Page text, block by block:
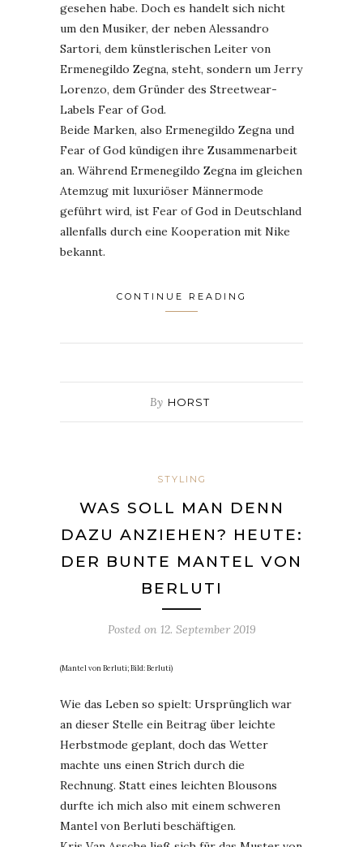
gesehen habe. Doch es handelt sich nicht
um den Musiker, der neben Alessandro
Sartori, dem künstlerischen Leiter von
Ermenegildo Zegna, steht, sondern um Jerry
Lorenzo, dem Gründer des Streetwear-
Labels Fear of God.
Beide Marken, also Ermenegildo Zegna und
Fear of God kündigen ihre Zusammenarbeit
an. Während Ermenegildo Zegna im gleichen
Atemzug mit luxuriöser Männermode
geführt wird, ist Fear of God in Deutschland
allenfalls durch eine Kooperation mit Nike
bekannt.
CONTINUE READING
By HORST
STYLING
WAS SOLL MAN DENN
DAZU ANZIEHEN? HEUTE:
DER BUNTE MANTEL VON
BERLUTI
Posted on 12. September 2019
(Mantel von Berluti; Bild: Berluti)
Wie das Leben so spielt: Ursprünglich war
an dieser Stelle ein Beitrag über leichte
Herbstmode geplant, doch das Wetter
machte uns einen Strich durch die
Rechnung. Statt eines leichten Blousons
durfte ich mich also mit einem schweren
Mantel von Berluti beschäftigen.